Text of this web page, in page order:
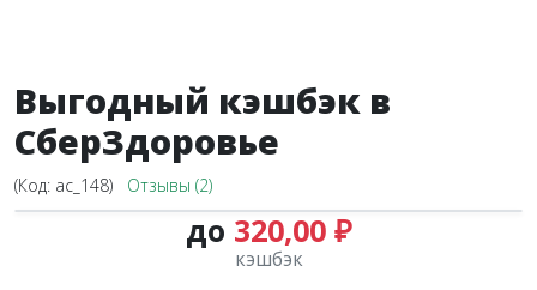
Выгодный кэшбэк в
СберЗдоровье
(Код: ac_148) Отзывы (2)
до 320,00 ₽
кэшбэк